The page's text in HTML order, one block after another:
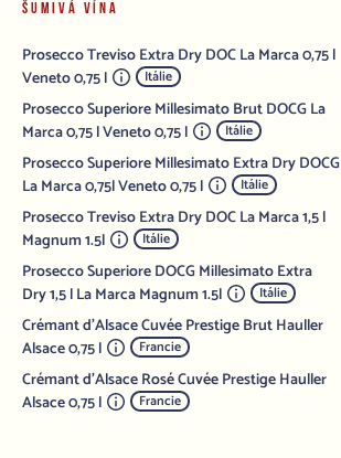
ŠUMIVÁ VÍNA
Prosecco Treviso Extra Dry DOC La Marca 0,75 l
Veneto 0,75 l
Itálie
Prosecco Superiore Millesimato Brut DOCG La
Marca 0,75 l Veneto 0,75 l
Itálie
Prosecco Superiore Millesimato Extra Dry DOCG
La Marca 0,75l Veneto 0,75 l
Itálie
Prosecco Treviso Extra Dry DOC La Marca 1,5 l
Magnum 1.5l
Itálie
Prosecco Superiore DOCG Millesimato Extra
Dry 1,5 l La Marca Magnum 1.5l
Itálie
Crémant d'Alsace Cuvée Prestige Brut Hauller
Alsace 0,75 l
Francie
Crémant d'Alsace Rosé Cuvée Prestige Hauller
Alsace 0,75 l
Francie